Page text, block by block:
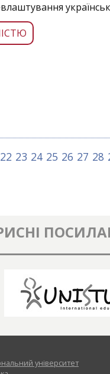
22 23 24 25 26 27 28
університет